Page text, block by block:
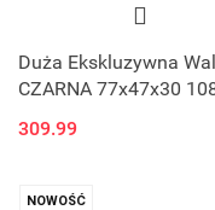
Duża Ekskluzywna
CZARNA 77x47x30
309.99
NOWOŚĆ